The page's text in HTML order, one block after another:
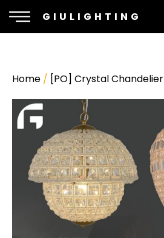
GIULIGHTING
Home / [PO] Crystal Chandelier